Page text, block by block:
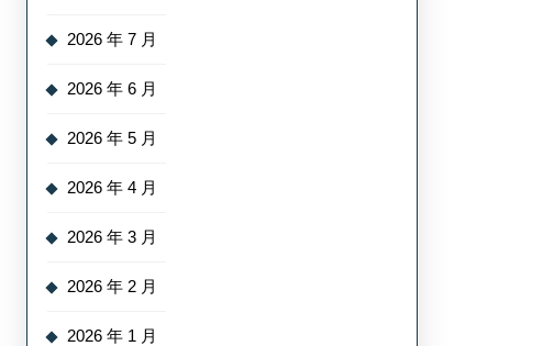
2026 年 7 月
2026 年 6 月
2026 年 5 月
2026 年 4 月
2026 年 3 月
2026 年 2 月
2026 年 1 月